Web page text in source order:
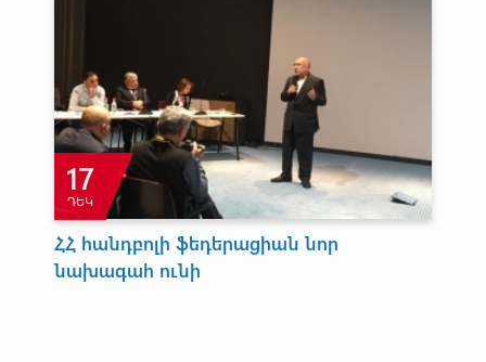
17
ԴԵԿ
ՀՀ հանդբոլի ֆեդերացիան նոր
նախագահ ունի